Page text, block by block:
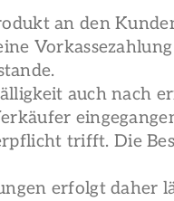
an den
auch nach
trifft. Die
erfolgt daher